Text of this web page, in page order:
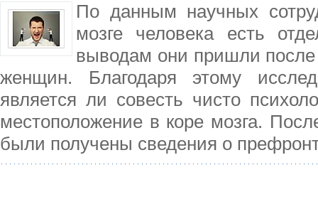
По данным научных
мозге человека есть
выводам они пришли
женщин. Благодаря этому
является ли совесть чисто
местоположение в коре мозга.
были получены сведения о